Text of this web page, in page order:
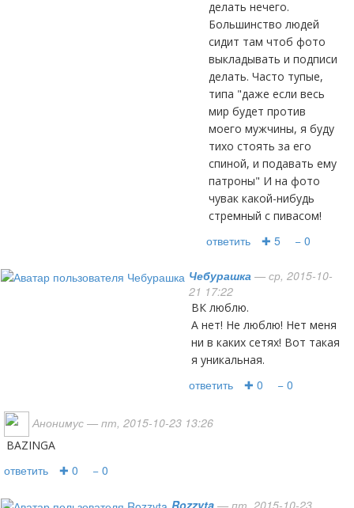
делать нечего.
Большинство людей
сидит там чтоб фото
выкладывать и подписи
делать. Часто тупые,
типа "даже если весь
мир будет против
моего мужчины, я буду
тихо стоять за его
спиной, и подавать ему
патроны" И на фото
чувак какой-нибудь
стремный с пивасом!
ответить ✚ 5 − 0
Чебурашка — ср, 2015-10-
21 17:22
ВК люблю.
А нет! Не люблю! Нет меня
ни в каких сетях! Вот такая
я уникальная.
ответить ✚ 0 − 0
Анонимус — пт, 2015-10-23 13:26
BAZINGA
ответить ✚ 0 − 0
Rozzyta — пт, 2015-10-23